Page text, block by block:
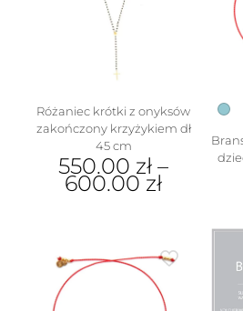
Różaniec krótki z onyksów
zakończony krzyżykiem dł
45 cm
550.00 zł –
600.00 zł
wiele
wariantów.